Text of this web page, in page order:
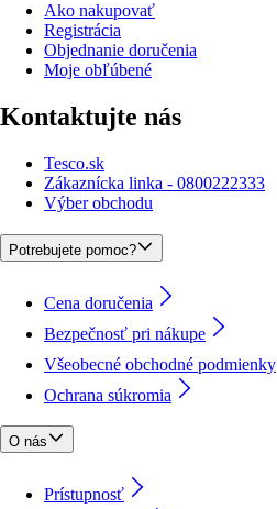
Ako nakupovať
Registrácia
Objednanie doručenia
Moje obľúbené
Kontaktujte nás
Tesco.sk
Zákaznícka linka - 0800222333
Výber obchodu
Potrebujete pomoc?
Cena doručenia
Bezpečnosť pri nákupe
Všeobecné obchodné podmienky
Ochrana súkromia
O nás
Prístupnosť